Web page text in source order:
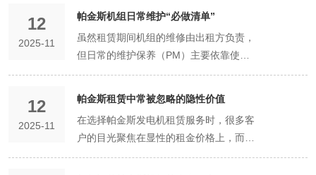
系方式进行背对背核实）是其实力的好证
明。 第三招：审其“约”，问其“援”——细
究合同与售后条款 审其“约”： 拿到合同草
含了运输、吊装、安装、调试、接线、回
收等所有费用？油料费如何计算？ 责任边
界： 明确租赁期间非人为故障的维修责任
方、响应时限。如果因机组问题导致您的
（kW）和备用功率（kVA），避免纠纷。
充九成新 坑点描述： 将运行了数千小
时、缺乏保养的老旧机组，通过简单清洗
性差，油耗高，故障率高。 避坑策略：
要求查看运行记录： 签约前，要求查看意
向机组的保养记录和累计运行小时数。 现
停机记录，且平均油耗低于[某个双方认可
的合理值]，我方将在尾款之外支付一定额
度的性能奖金。” 目的： 这将供应商的利
主动进行预防性维护，从而实现双赢。 技
巧三：建立“设备健康档案” 为租来的机组
建立一个简单的“健康档案”。 内容： 包括
每日的运行起止时间、小时数、加油量、
75分贝（图书馆级别），并防雨防尘。是
择。租金虽高，但这是满足环保和社区要
求的必要成本。 常识四：合同的“生命
必须明确，在正常操作下，机组自身出现
故障，维修责任和费用由租赁方承担。并
应约定故障响应时限（如2小时响应，4小
[ ] 泄漏检查： 检查发动机底部、油管、水
箱接口等处有无油渍、水渍，确保无泄
漏。 二、静态检查（开机前） [ ] 油液检
查： [ ] 拔出机油尺，检查机油液位是否
在“满”（Full）刻度附近，机油颜色是否清
在“MAX”和“MIN”之间，液体是否洁净。 [
] 检查燃油箱油量（通常由租赁方提供首
仓： 是否愿意让您参观其设备仓库？仓库
的整洁度、设备存放规范性反映了其管理
水平。 [ ] 案例与口碑： [ ] 要求提供2-3个
[ ] （重要）要求提供1-2个过往客户的联
系方式以供背对背核实。 设备状况核查 [ ]
品牌真实性： 确认提供的是正宗帕金斯
（Perkins）发动机机组。可要求查看发动
入合同附件或正文。这是保障您权益关键
构成： 确认合同总价已包含：机组租金、
运输费、吊装费（含吊车费）、安装调试
费、专业电工接线费、回收费。□ 是 □ 否
[ ] 油料责任： 明确油料由方提供。结算方
式为：交付时满油，归还时加满；或按实
际用量、按元/升结算。□ 已明确 [ ] 押
12
2025-11
帕金斯机组日常维护“必做清单”
虽然租赁期间机组的维修由出租方负责，
但日常的维护保养（PM）主要依靠使用
方。执行这份简单的“必做清单”，能极大
大故障。 每日开机前检查（由现场操作人
员执行，约5分钟） [ ] 绕机一周： 检查机
组周围有无杂物、易燃物，地面有无新的
油渍、水渍。 [ ] 检查机油油位： 将机油
12
2025-11
帕金斯租赁中常被忽略的隐性价值
在选择帕金斯发电机租赁服务时，很多客
户的目光聚焦在显性的租金价格上，而容
易忽略一些更深层次的“隐性价值”。这些